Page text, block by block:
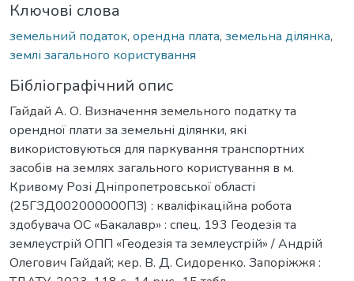
Ключові слова
земельний податок, орендна плата, земельна ділянка,
землі загального користування
Бібліографічний опис
Гайдай А. О. Визначення земельного податку та
орендної плати за земельні ділянки, які
використовуються для паркування транспортних
засобів на землях загального користування в м.
Кривому Розі Дніпропетровської області
(25ГЗД002000000ПЗ) : кваліфікаційна робота
здобувача ОС «Бакалавр» : спец. 193 Геодезія та
землеустрій ОПП «Геодезія та землеустрій» / Андрій
Олегович Гайдай; кер. В. Д. Сидоренко. Запоріжжя :